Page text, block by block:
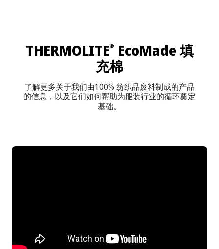
THERMOLITE®
EcoMade 填
充棉
了解更多关于我们由100% 纺织品废料制成的产品
的信息，以及它们如何帮助为服装行业的循环奠定
基础。